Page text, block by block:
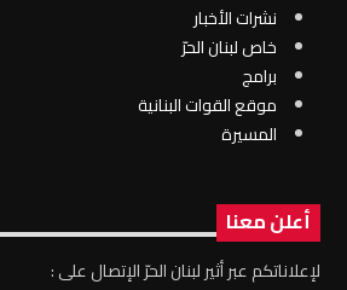
نشرات الأخبار
خاص لبنان الحرّ
برامج
موقع القوات البنانية
المسيرة
أعلن معنا
لإعلاناتكم عبر أثير لبنان الحرّ الإتصال على :